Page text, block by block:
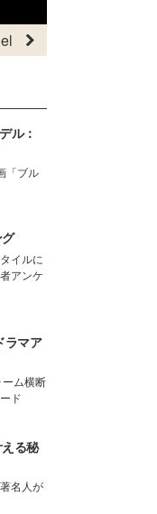
ル：
「ブル
イルに
アンケ
ラマア
ム横断
ド
る秘
名人が